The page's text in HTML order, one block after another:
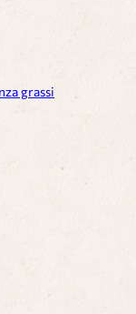
grassi